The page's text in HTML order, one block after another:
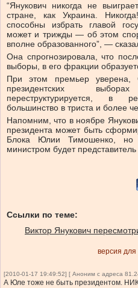
“Янукович никогда не
стране, как Украина.
способны избрать главой
может и трижды — об этом
вполне образованного”, —
Она спрогнозировала, что
выборы, в его фракции
При этом премьер
президентских
переструктурируется, в
большинство в триста и более
Напомним, что в ноябре
президента может быть
Блока Юлии Тимошенко, но
министром будет
Ссылки по теме:
Виктор Янукович
версия для
[2010-01-17 19:49:52] [ Аноним с адреса
А Юле тоже не быть президентом.